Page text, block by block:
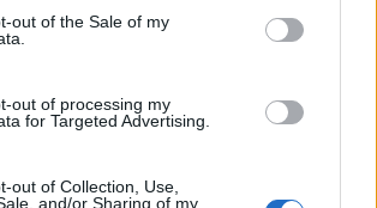
out of the Sale of my
out of processing my
for Targeted Advertising.
out of Collection, Use,
and/or Sharing of my
Entra nel canale telegram di
GalluraOggi.it